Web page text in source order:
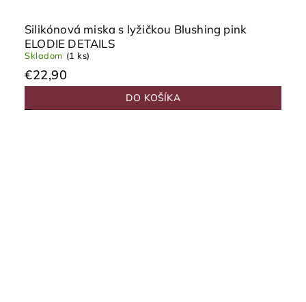
Silikónová miska s lyžičkou Blushing pink
ELODIE DETAILS
Skladom (1 ks)
€22,90
DO KOŠÍKA